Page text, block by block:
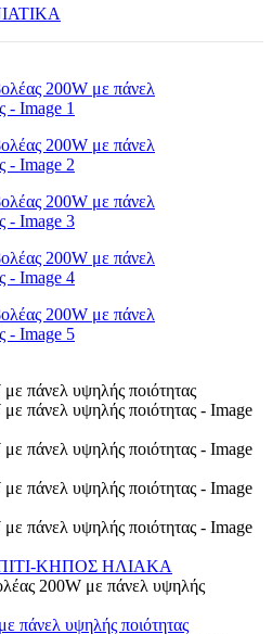
ΚΗΠΟΣ ΗΛΙΑΚΑ
200W με πάνελ υψηλής